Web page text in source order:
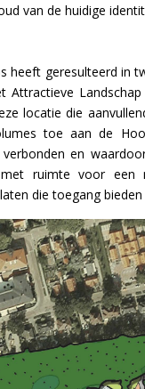
van de huidige
heeft geresulteerd in
Attractieve
locatie die
toe aan de
en
met ruimte voor
die toegang